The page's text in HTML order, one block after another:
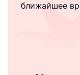
ближайшее